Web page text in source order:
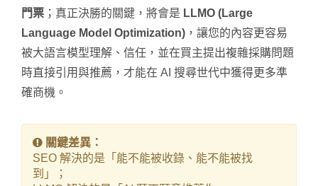
門票 ；真正決勝的關鍵，將會是 LLMO (Large
Language Model Optimization) ，讓您的內容更容易
被大語言模型理解、信任，並在買主提出複雜採購問題
時直接引用與推薦，才能在 AI 搜尋世代中獲得更多準
確商機。
關鍵差異：
SEO 解決的是「能不能被收錄、能不能被找
到」；